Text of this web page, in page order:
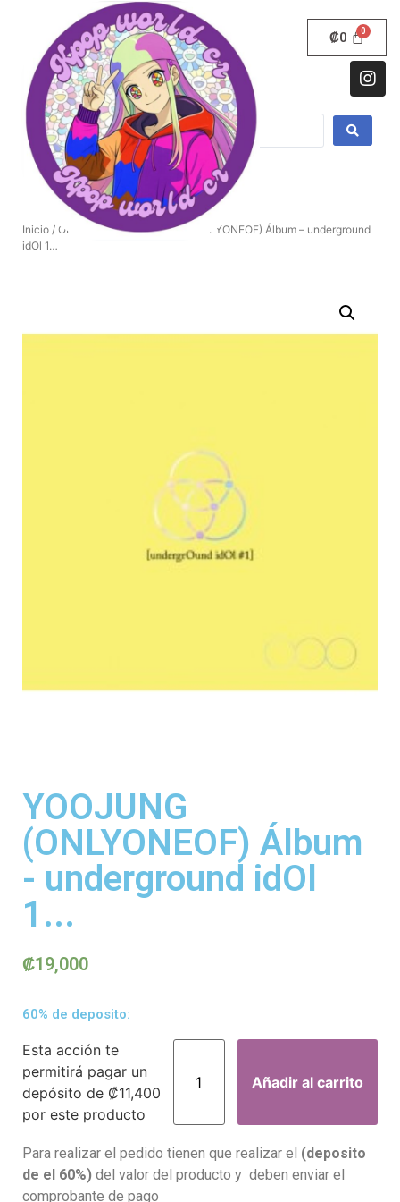
₡0
Inicio / ONLYONEOF/ YOOJUNG (ONLYONEOF) Álbum – underground
idOl 1…
YOOJUNG
(ONLYONEOF) Álbum
- underground idOl
1...
₡19,000
60% de deposito:
Esta acción te
permitirá pagar un
depósito de ₡11,400
por este producto
Añadir al carrito
Para realizar el pedido tienen que realizar el (deposito
de el 60%) del valor del producto y deben enviar el
comprobante de pago